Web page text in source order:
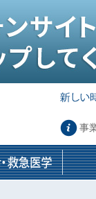
事